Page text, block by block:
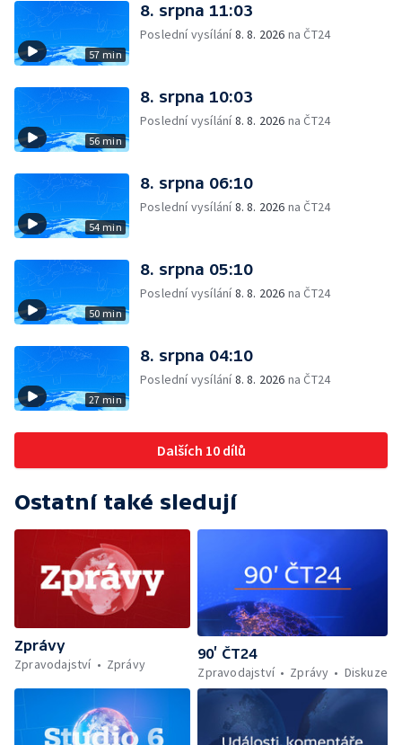
57 min
8. srpna 11:03
Poslední vysílání8. 8. 2026 na ČT24
56 min
8. srpna 10:03
Poslední vysílání8. 8. 2026 na ČT24
54 min
8. srpna 06:10
Poslední vysílání8. 8. 2026 na ČT24
50 min
8. srpna 05:10
Poslední vysílání8. 8. 2026 na ČT24
27 min
8. srpna 04:10
Poslední vysílání8. 8. 2026 na ČT24
Dalších 10 dílů
Ostatní také sledují
Zprávy
Zpravodajství
Zprávy
90’ ČT24
Zpravodajství
Zprávy Diskuze